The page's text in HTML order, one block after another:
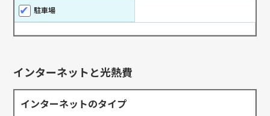
駐車場
インターネットと光熱費
インターネットのタイプ